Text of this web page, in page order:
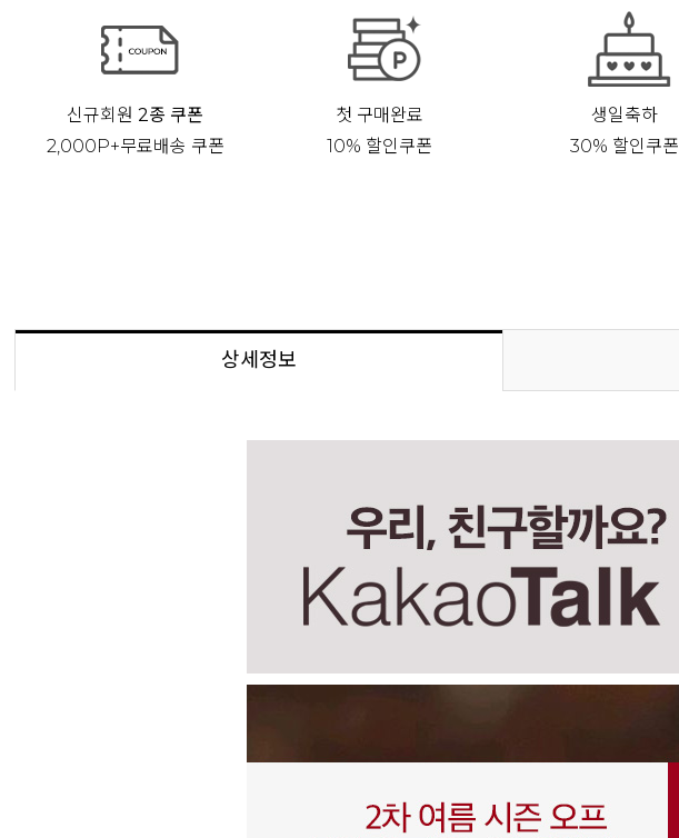
신규회원2종 쿠폰
2,000P+무료배송 쿠폰
첫 구매완료
10% 할인쿠폰
생일축하
30% 할인쿠폰
상세정보